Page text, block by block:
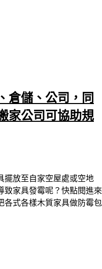
倉儲、公司，同
家公司可協助規
擺放至自家空屋處或空地
致家具發霉呢？快點閱進來
各式各樣木質家具做防霉包